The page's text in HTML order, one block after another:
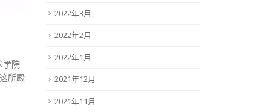
学院
所殿
2022年3月
2022年2月
2022年1月
2021年12月
2021年11月